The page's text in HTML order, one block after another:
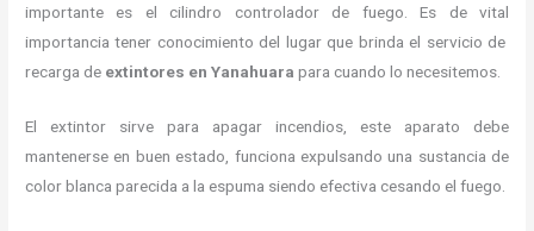
importante es el cilindro controlador de fuego. Es de vital
importancia tener conocimiento del lugar que brinda el servicio de
recarga de extintores en Yanahuarapara cuando lo necesitemos.
El extintor sirve para apagar incendios, este aparato debe
mantenerse en buen estado, funciona expulsando una sustancia de
color blanca parecida a la espuma siendo efectiva cesando el fuego.